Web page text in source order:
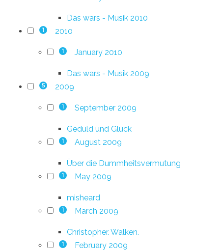
Das wars - Musik 2010
1 2010
1 January 2010
Das wars - Musik 2009
5 2009
1 September 2009
Geduld und Glück
1 August 2009
Über die Dummheitsvermutung
1 May 2009
misheard
1 March 2009
Christopher. Walken.
1 February 2009